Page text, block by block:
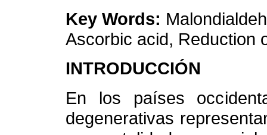
Key Words:
Ascorbic acid, Reduction
INTRODUCCIÓN
En los países
degenerativas